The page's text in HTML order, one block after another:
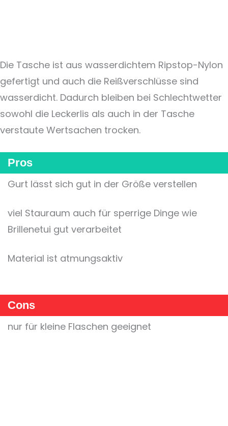
Die Tasche ist aus wasserdichtem Ripstop-Nylon
gefertigt und auch die Reißverschlüsse sind
wasserdicht. Dadurch bleiben bei Schlechtwetter
sowohl die Leckerlis als auch in der Tasche
verstaute Wertsachen trocken.
Pros
Gurt lässt sich gut in der Größe verstellen
viel Stauraum auch für sperrige Dinge wie
Brillenetui gut verarbeitet
Material ist atmungsaktiv
Cons
nur für kleine Flaschen geeignet